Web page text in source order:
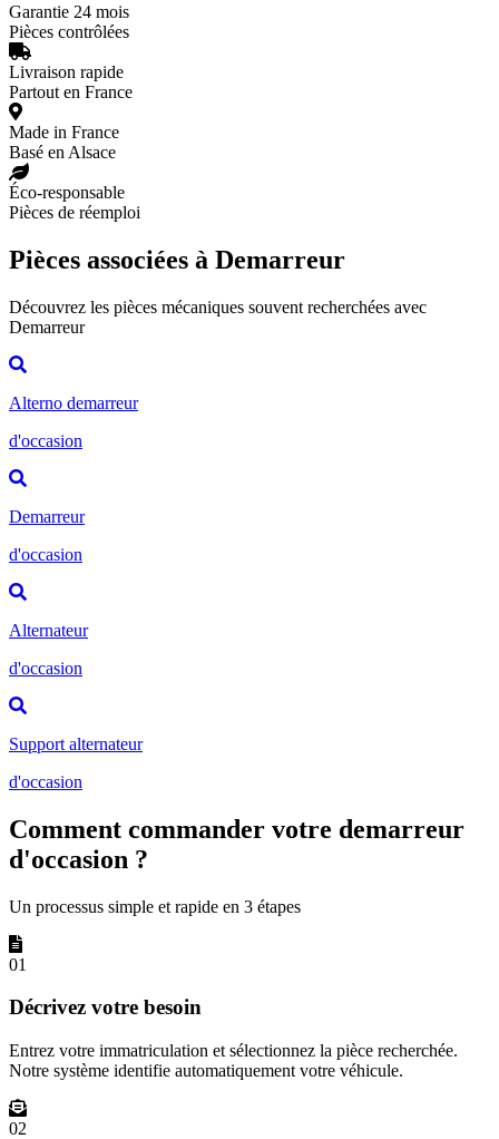
Garantie 24 mois
Pièces contrôlées
Livraison rapide
Partout en France
Made in France
Basé en Alsace
Éco-responsable
Pièces de réemploi
Pièces associées à Demarreur
Découvrez les pièces mécaniques souvent recherchées avec
Demarreur
Alterno demarreur
d'occasion
Demarreur
d'occasion
Alternateur
d'occasion
Support alternateur
d'occasion
Comment commander votre demarreur
d'occasion ?
Un processus simple et rapide en 3 étapes
01
Décrivez votre besoin
Entrez votre immatriculation et sélectionnez la pièce recherchée.
Notre système identifie automatiquement votre véhicule.
02